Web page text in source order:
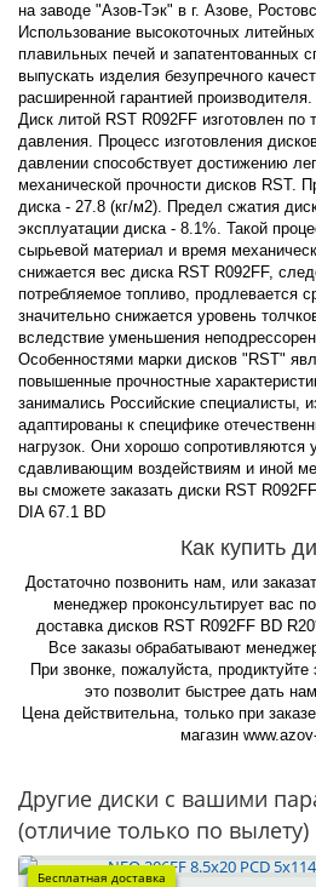
на заводе "Азов-Тэк" в г. Азове,
Использование высокоточных
плавильных печей и запатентованных
выпускать изделия безупречного
расширенной гарантией производителя.
Диск литой RST R092FF изготовлен по
давления. Процесс изготовления
давлении способствует достижению
механической прочности дисков RST.
диска - 27.8 (кг/м2). Предел сжатия
эксплуатации диска - 8.1%. Такой
сырьевой материал и время
снижается вес диска RST R092FF,
потребляемое топливо, продлевается
значительно снижается уровень
вследствие уменьшения
Особенностями марки дисков "RST"
повышенные прочностные
занимались Российские специалисты,
адаптированы к специфике
нагрузок. Они хорошо
сдавливающим воздействиям и иной
вы сможете заказать диски RST
DIA 67.1 BD
Как купить
Достаточно позвонить нам, или
менеджер проконсультирует вас
доставка дисков RST R092FF BD
Все заказы обрабатывают
При звонке, пожалуйста, продиктуйте
это позволит быстрее дать
Цена действительна, только при
магазин
Другие диски с вашими
(отличие только по вылету)
Бесплатная доставка